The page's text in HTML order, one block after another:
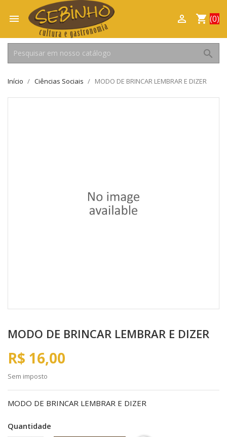
 shopping_cart (0)

search
Início Ciências Sociais MODO DE BRINCAR LEMBRAR E DIZER
MODO DE BRINCAR LEMBRAR E DIZER
R$ 16,00
Sem imposto
MODO DE BRINCAR LEMBRAR E DIZER
Quantidade